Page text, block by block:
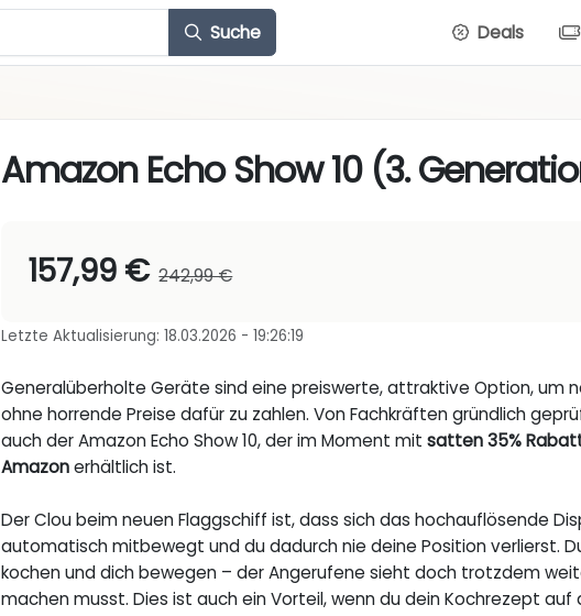
Suche Deals
Amazon Echo Show 10 (3.
157,99 € 242,99 €
Letzte Aktualisierung: 18.03.2026 - 19:26:19
Generalüberholte Geräte sind eine preiswerte, attraktive Option, um
ohne horrende Preise dafür zu zahlen. Von Fachkräften gründlich
auch der Amazon Echo Show 10, der im Moment mitsatten 35%
Amazonerhältlich ist.
Der Clou beim neuen Flaggschiff ist, dass sich das hochauflösende
automatisch mitbewegt und du dadurch nie deine Position verlierst.
kochen und dich bewegen – der Angerufene sieht doch trotzdem
machen musst. Dies ist auch ein Vorteil, wenn du dein Kochrezept auf